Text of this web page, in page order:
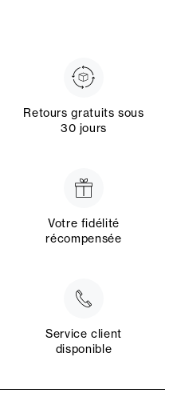
Retours gratuits sous
30 jours
Votre fidélité
récompensée
Service client
disponible